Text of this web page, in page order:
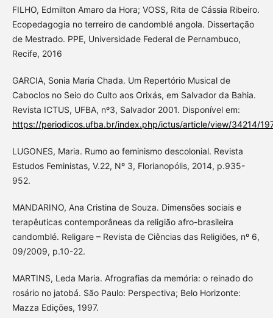
FILHO, Edmilton Amaro da Hora; VOSS, Rita de Cássia Ribeiro.
Ecopedagogia no terreiro de candomblé angola. Dissertação
de Mestrado. PPE, Universidade Federal de Pernambuco,
Recife, 2016
GARCIA, Sonia Maria Chada. Um Repertório Musical de
Caboclos no Seio do Culto aos Orixás, em Salvador da Bahia.
Revista ICTUS, UFBA, nº3, Salvador 2001. Disponível em:
https://periodicos.ufba.br/index.php/ictus/article/view/34214/
LUGONES, Maria. Rumo ao feminismo descolonial. Revista
Estudos Feministas, V.22, Nº 3, Florianopólis, 2014, p.935-
952.
MANDARINO, Ana Cristina de Souza. Dimensões sociais e
terapêuticas contemporâneas da religião afro-brasileira
candomblé. Religare – Revista de Ciências das Religiões, nº 6,
09/2009, p.10-22.
MARTINS, Leda Maria. Afrografias da memória: o reinado do
rosário no jatobá. São Paulo: Perspectiva; Belo Horizonte:
Mazza Edições, 1997.